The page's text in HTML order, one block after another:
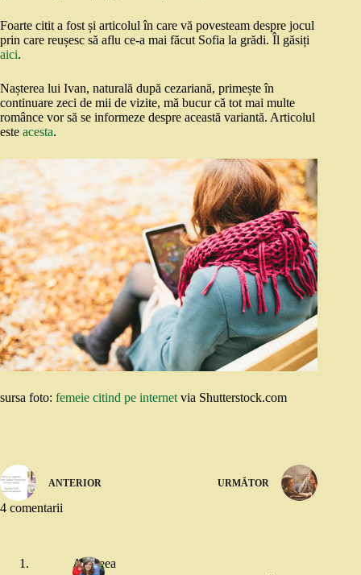
Foarte citit a fost și articolul în care vă povesteam despre jocul
prin care reușesc să aflu ce-a mai făcut Sofia la grădi. Îl găsiți
aici.
Nașterea lui Ivan, naturală după cezariană, primește în
continuare zeci de mii de vizite, mă bucur că tot mai multe
românce vor să se informeze despre această variantă. Articolul
este acesta.
sursa foto: femeie citind pe internet via Shutterstock.com
ANTERIOR URMĂTOR
4 comentarii
Andreea